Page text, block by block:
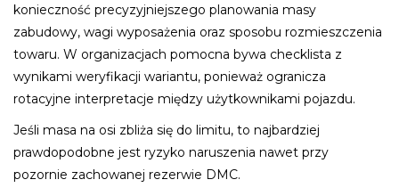
konieczność precyzyjniejszego planowania masy
zabudowy, wagi wyposażenia oraz sposobu rozmieszczenia
towaru. W organizacjach pomocna bywa checklista z
wynikami weryfikacji wariantu, ponieważ ogranicza
rotacyjne interpretacje między użytkownikami pojazdu.
Jeśli masa na osi zbliża się do limitu, to najbardziej
prawdopodobne jest ryzyko naruszenia nawet przy
pozornie zachowanej rezerwie DMC.